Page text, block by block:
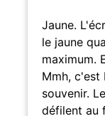
Jaune.
le jaune
maximum.
Mmh, c'est
souvenir.
défilent au